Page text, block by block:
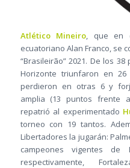
Atlético Mineiro , que en
ecuatoriano Alan Franco, se
“Brasileirão” 2021. De los
Horizonte triunfaron en
perdieron en otras 6 y
amplia (13 puntos frente
repatrió al experimentado
torneo con 19 tantos.
Libertadores la jugarán:
campeones vigentes de
respectivamente,